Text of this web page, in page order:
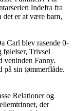
Indefra fra
det er at være barn,
Carl blev rasende 0-
følelser, Trivsel
veninden Fanny.
på sin tømmerflåde.
Relationer og
der